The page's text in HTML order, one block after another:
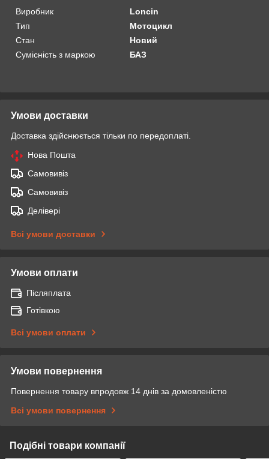
Виробник
Loncin
Тип
Мотоцикл
Стан
Новий
Сумісність з маркою
БАЗ
Умови доставки
Доставка здійснюється тільки по передоплаті.
Нова Пошта
Самовивіз
Самовивіз
Делівері
Всі умови доставки
Умови оплати
Післяплата
Готівкою
Всі умови оплати
Умови повернення
Повернення товару впродовж 14 днів за домовленістю
Всі умови повернення
Подібні товари компанії